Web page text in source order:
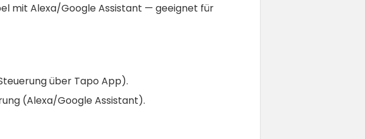
mit Alexa/Google Assistant — geeignet für
über Tapo App).
(Alexa/Google Assistant).